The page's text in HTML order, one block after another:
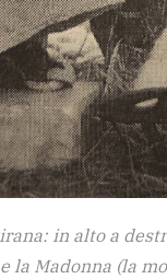
in alto a
la Madonna (la